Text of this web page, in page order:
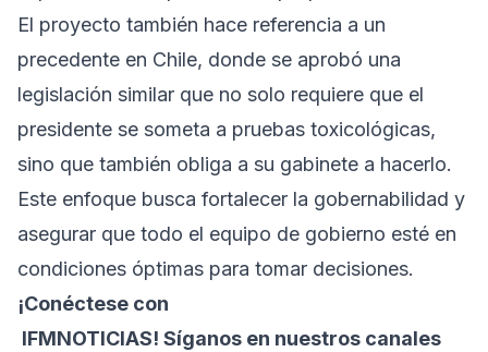
El proyecto también hace referencia a un
precedente en Chile, donde se aprobó una
legislación similar que no solo requiere que el
presidente se someta a pruebas toxicológicas,
sino que también obliga a su gabinete a hacerlo.
Este enfoque busca fortalecer la gobernabilidad y
asegurar que todo el equipo de gobierno esté en
condiciones óptimas para tomar decisiones.
¡Conéctese con
IFMNOTICIAS! Síganos en nuestros canales